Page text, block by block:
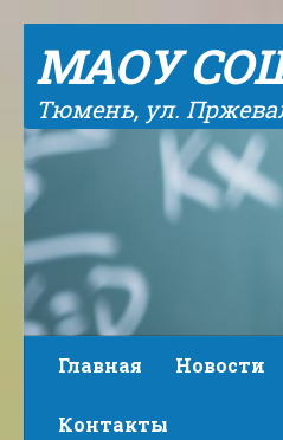
МАОУ
Тюмень, ул.
Главная Новости
Контакты